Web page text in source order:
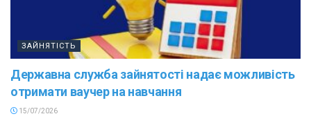
ЗАЙНЯТІСТЬ
Державна служба зайнятості надає можливість
отримати ваучер на навчання
15/07/2026